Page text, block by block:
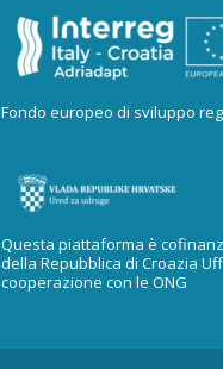
Fondo europeo di sviluppo
Questa piattaforma è
della Repubblica di Croazia
cooperazione con le ONG